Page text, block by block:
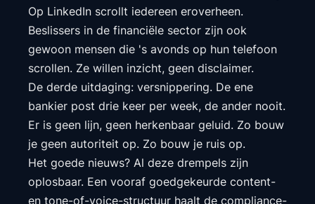
Op LinkedIn scrollt iedereen eroverheen.
Beslissers in de financiële sector zijn ook
gewoon mensen die 's avonds op hun telefoon
scrollen. Ze willen inzicht, geen disclaimer.
De derde uitdaging: versnippering. De ene
bankier post drie keer per week, de ander nooit.
Er is geen lijn, geen herkenbaar geluid. Zo bouw
je geen autoriteit op. Zo bouw je ruis op.
Het goede nieuws? Al deze drempels zijn
oplosbaar. Een vooraf goedgekeurde content-
en tone-of-voice-structuur haalt de compliance-